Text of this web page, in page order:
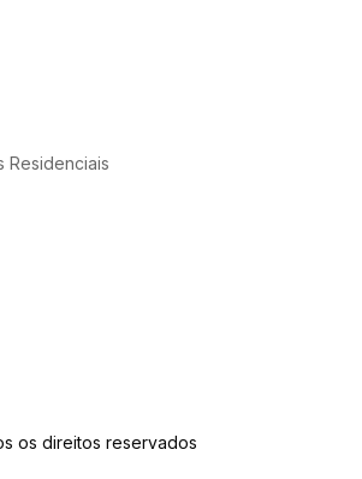
Residenciais
os direitos reservados